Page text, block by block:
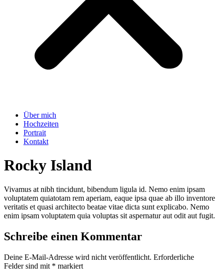
Über mich
Hochzeiten
Portrait
Kontakt
Rocky Island
Vivamus at nibh tincidunt, bibendum ligula id. Nemo enim ipsam
voluptatem quiatotam rem aperiam, eaque ipsa quae ab illo inventore
veritatis et quasi architecto beatae vitae dicta sunt explicabo. Nemo
enim ipsam voluptatem quia voluptas sit aspernatur aut odit aut fugit.
Schreibe einen Kommentar
Deine E-Mail-Adresse wird nicht veröffentlicht. Erforderliche
Felder sind mit * markiert